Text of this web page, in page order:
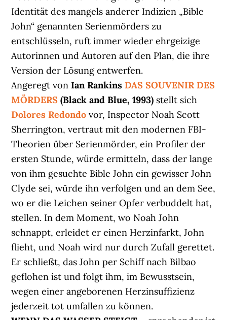
Identität des mangels anderer Indizien „Bible
John“ genannten Serienmörders zu
entschlüsseln, ruft immer wieder ehrgeizige
Autorinnen und Autoren auf den Plan, die ihre
Version der Lösung entwerfen.
Angeregt vonIan Rankins DAS SOUVENIR DES
MÖRDERS (Black and Blue, 1993) stellt sich
Dolores Redondo vor, Inspector Noah Scott
Sherrington, vertraut mit den modernen FBI-
Theorien über Serienmörder, ein Profiler der
ersten Stunde, würde ermitteln, dass der lange
von ihm gesuchte Bible John ein gewisser John
Clyde sei, würde ihn verfolgen und an dem See,
wo er die Leichen seiner Opfer verbuddelt hat,
stellen. In dem Moment, wo Noah John
schnappt, erleidet er einen Herzinfarkt, John
flieht, und Noah wird nur durch Zufall gerettet.
Er schließt, das John per Schiff nach Bilbao
geflohen ist und folgt ihm, im Bewusstsein,
wegen einer angeborenen Herzinsuffizienz
jederzeit tot umfallen zu können.